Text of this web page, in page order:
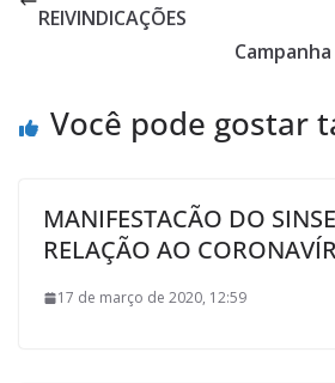
REIVINDICAÇÕES
Você pode gostar
MANIFESTACÃO DO
RELAÇÃO AO
17 de março de 2020, 12:59